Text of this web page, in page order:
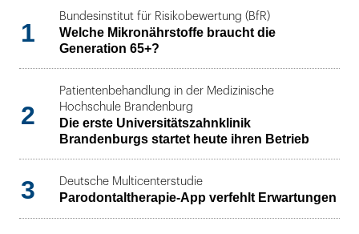
1
Bundesinstitut für Risikobewertung (BfR)
Welche Mikronährstoffe braucht die
Generation 65+?
2
Patientenbehandlung in der Medizinische
Hochschule Brandenburg
Die erste Universitätszahnklinik
Brandenburgs startet heute ihren Betrieb
3 Deutsche Multicenterstudie
Parodontaltherapie-App verfehlt Erwartungen